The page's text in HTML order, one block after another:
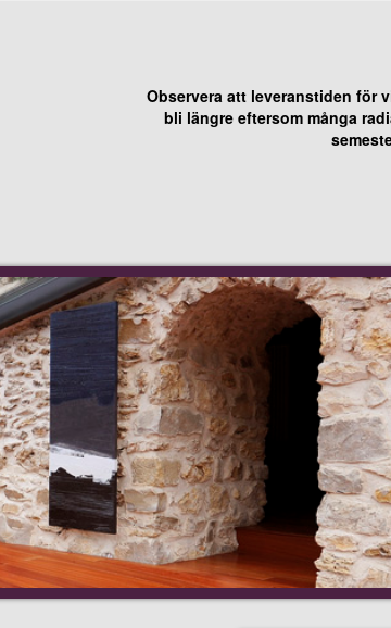
Observera att leveranstiden för
bli längre eftersom många